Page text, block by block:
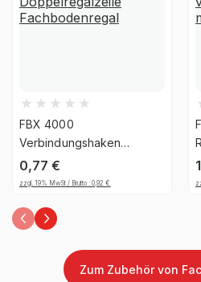
UV-
Regalsystem
Fachlast (kg)
Feldlast (kg)
Höhe Fachboden (mm)
FBX 4000
Verbindungshaken
Doppelregalzeile
Fachbodenregal
0,77€
zzgl. 19% MwSt / Brutto :0,92€
Zum Zubehör von